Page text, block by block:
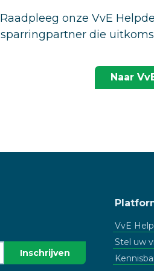
Raadpleeg onze VvE
sparringpartner die
Naar
VvE
Stel uw